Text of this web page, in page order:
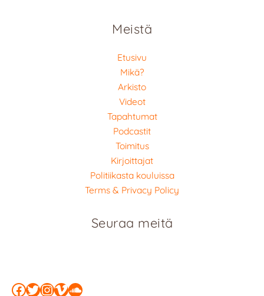
Meistä
Etusivu
Mikä?
Arkisto
Videot
Tapahtumat
Podcastit
Toimitus
Kirjoittajat
Politiikasta kouluissa
Terms & Privacy Policy
Seuraa meitä
Facebook
Twitter
Instagram
Vimeo
SoundCloud